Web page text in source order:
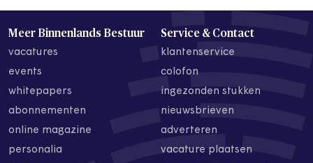
Meer Binnenlands Bestuur
vacatures
events
whitepapers
abonnementen
online magazine
personalia
Service & Contact
klantenservice
colofon
ingezonden stukken
nieuwsbrieven
adverteren
vacature plaatsen